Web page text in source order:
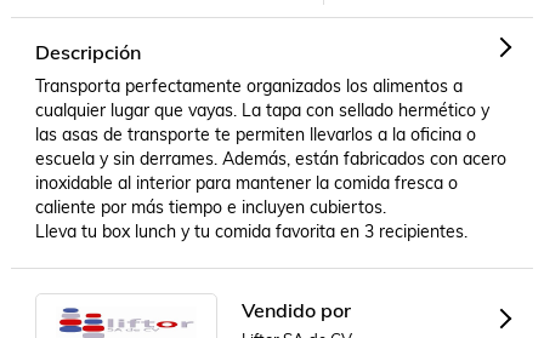
Descripción
Transporta perfectamente organizados los alimentos a
cualquier lugar que vayas. La tapa con sellado hermético y
las asas de transporte te permiten llevarlos a la oficina o
escuela y sin derrames. Además, están fabricados con acero
inoxidable al interior para mantener la comida fresca o
caliente por más tiempo e incluyen cubiertos.
Lleva tu box lunch y tu comida favorita en 3 recipientes.
Vendido por